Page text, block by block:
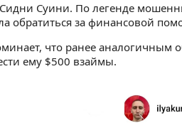
Суини. По легенде
обратиться за финансовой
что ранее аналогичным
ему $500 взаймы.